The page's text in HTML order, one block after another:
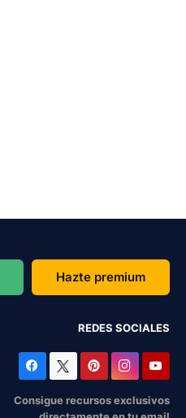
Hazte premium
REDES SOCIALES
Consigue recursos exclusivos